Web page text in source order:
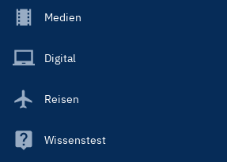
Footer
Main
Medien
Digital
Reisen
Wissenstest